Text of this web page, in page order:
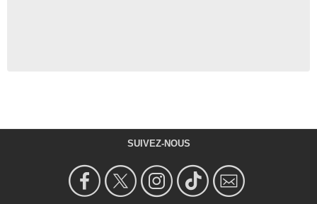
SUIVEZ-NOUS